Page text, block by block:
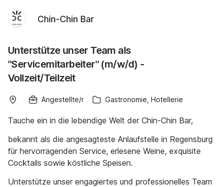
Chin-Chin Bar
Unterstütze unser Team als
"Servicemitarbeiter" (m/w/d) -
Vollzeit/Teilzeit
Angestellte/r Gastronomie, Hotellerie
Tauche ein in die lebendige Welt der Chin-Chin Bar,
bekannt als die angesagteste Anlaufstelle in Regensburg
für hervorragenden Service, erlesene Weine, exquisite
Cocktails sowie köstliche Speisen.
Unterstütze unser engagiertes und professionelles Team